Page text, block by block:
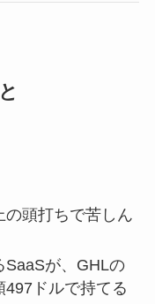
の頭打ちで苦しん
SaaSが、GHLの
ドルで持てる